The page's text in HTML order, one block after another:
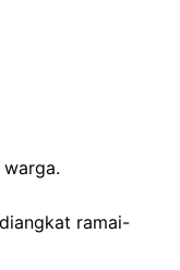
warga.
ramai-